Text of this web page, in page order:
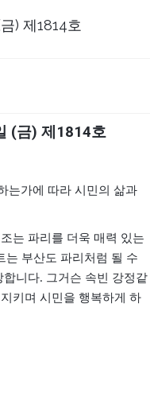
) 제1814호
(금) 제 1814호
는가에 따라 시민의 삶과
는 파리를 더욱 매력 있는
는 부산도 파리처럼 될 수
합니다. 그거슨 속빈 강정같
키며 시민을 행복하게 하